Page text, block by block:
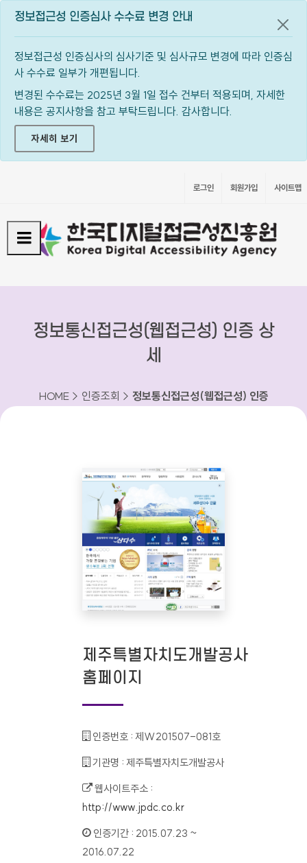
정보접근성 인증심사 수수료 변경 안내
정보접근성 인증심사의 심사기준 및 심사규모 변경에 따라 인증심
사 수수료 일부가 개편됩니다.
변경된 수수료는 2025년 3월 1일 접수 건부터 적용되며, 자세한
내용은 공지사항을 참고 부탁드립니다. 감사합니다.
자세히 보기
공지
로그인 회원가입 사이트맵
정보통신접근성(웹접근성) 인증 상
세
HOME > 인증조회 > 정보통신접근성(웹접근성) 인증
제주특별자치도개발공사
홈페이지
인증번호 : 제W201507-081호
기관명 : 제주특별자치도개발공사
웹사이트주소 :
http://www.jpdc.co.kr
인증기간 : 2015.07.23 ~
2016.07.22